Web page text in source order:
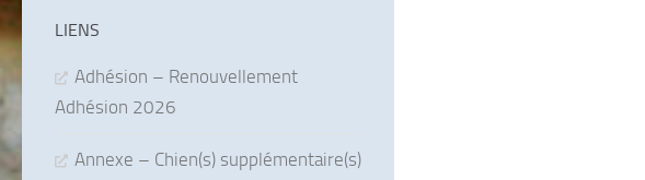
LIENS
Adhésion – Renouvellement
Adhésion 2026
Annexe – Chien(s) supplémentaire(s)